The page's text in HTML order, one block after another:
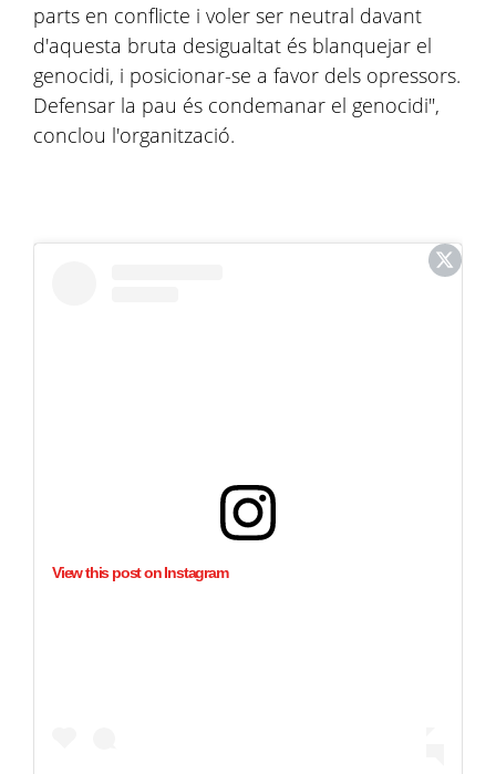
parts en conflicte i voler ser neutral davant
d'aquesta bruta desigualtat és blanquejar el
genocidi, i posicionar-se a favor dels opressors.
Defensar la pau és condemanar el genocidi",
conclou l'organització.
View this post on Instagram